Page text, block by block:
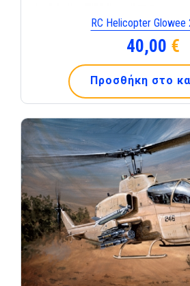
RC Helicopter Glowee
40,00 €
Προσθήκη στο